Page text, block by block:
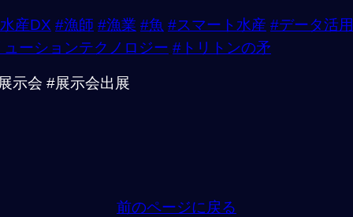
産DX #漁師 #漁業 #魚 #スマート水産 #データ活用
ーションテクノロジー #トリトンの矛
示会 #展示会出展
前のページに戻る